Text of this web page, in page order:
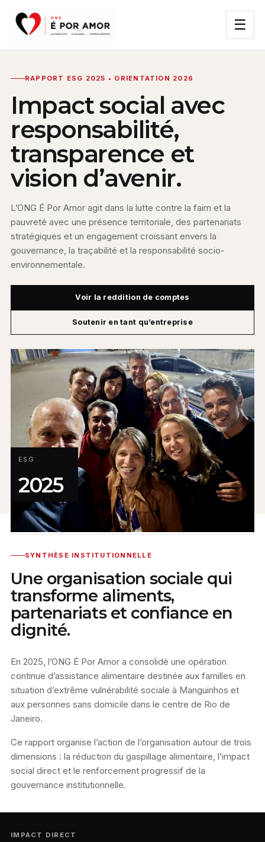
☰
RAPPORT ESG 2025 • ORIENTATION 2026
Impact social avec
responsabilité,
transparence et
vision d’avenir.
L’ONG É Por Amor agit dans la lutte contre la faim et la
pauvreté avec une présence territoriale, des partenariats
stratégiques et un engagement croissant envers la
gouvernance, la traçabilité et la responsabilité socio-
environnementale.
Voir la reddition de comptes
Soutenir en tant qu’entreprise
ESG
2025
SYNTHÈSE INSTITUTIONNELLE
Une organisation sociale qui
transforme aliments,
partenariats et confiance en
dignité.
En 2025, l’ONG É Por Amor a consolidé une opération
continue d’assistance alimentaire destinée aux familles en
situation d’extrême vulnérabilité sociale à Manguinhos et
aux personnes sans domicile dans le centre de Rio de
Janeiro.
Ce rapport organise l’action de l’organisation autour de trois
dimensions : la réduction du gaspillage alimentaire, l’impact
social direct et le renforcement progressif de la
gouvernance institutionnelle.
IMPACT DIRECT